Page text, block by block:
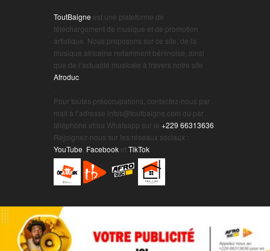
ToutBaigne est une plateforme de
téléchargement de musique et de promotion
artistique. Nous proposons sur ce site, de la
musique africaine notamment béninoise, ainsi
que de l’actualité musicale à travers notre site
Afroduc
Pour toutes préoccupations, contactez-nous par
mail à l’adresse infos@toutbaigne.com ou par
téléphone et/ou Whatsapp sur le +229 66313636
Rejoignez-nous sur les réseaux sociaux :
YouTube Facebook etTikTok